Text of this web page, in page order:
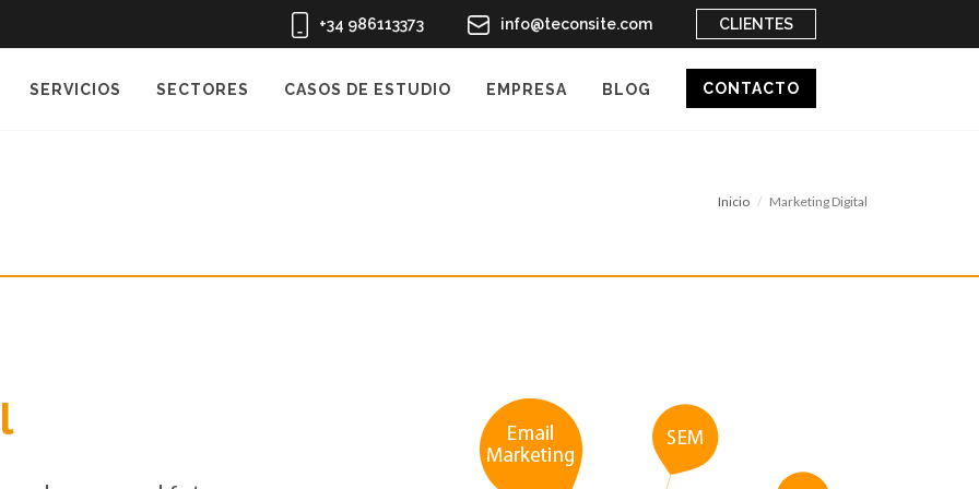
+34 986113373 info@teconsite.com CLIENTES
SERVICIOS SECTORES CASOS DE ESTUDIO EMPRESA BLOG CONTACTO
Inicio Marketing Digital